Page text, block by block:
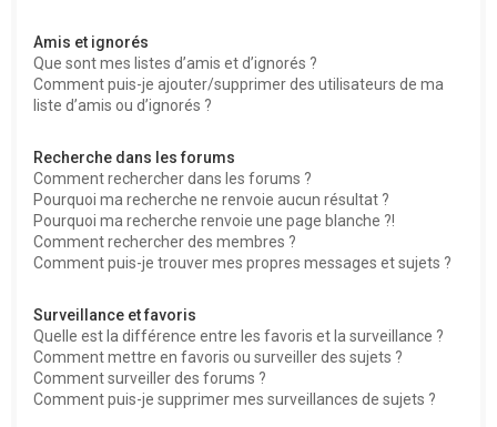
Amis et ignorés
Que sont mes listes d’amis et d’ignorés ?
Comment puis-je ajouter/supprimer des utilisateurs de ma
liste d’amis ou d’ignorés ?
Recherche dans les forums
Comment rechercher dans les forums ?
Pourquoi ma recherche ne renvoie aucun résultat ?
Pourquoi ma recherche renvoie une page blanche ?!
Comment rechercher des membres ?
Comment puis-je trouver mes propres messages et sujets ?
Surveillance et favoris
Quelle est la différence entre les favoris et la surveillance ?
Comment mettre en favoris ou surveiller des sujets ?
Comment surveiller des forums ?
Comment puis-je supprimer mes surveillances de sujets ?